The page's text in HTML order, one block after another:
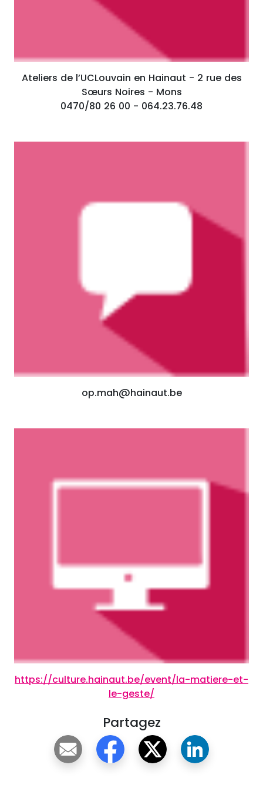
Ateliers de l’UCLouvain en Hainaut - 2 rue des
Sœurs Noires - Mons
0470/80 26 00 - 064.23.76.48
op.mah@hainaut.be
https://culture.hainaut.be/event/la-matiere-et-
le-geste/
Partagez